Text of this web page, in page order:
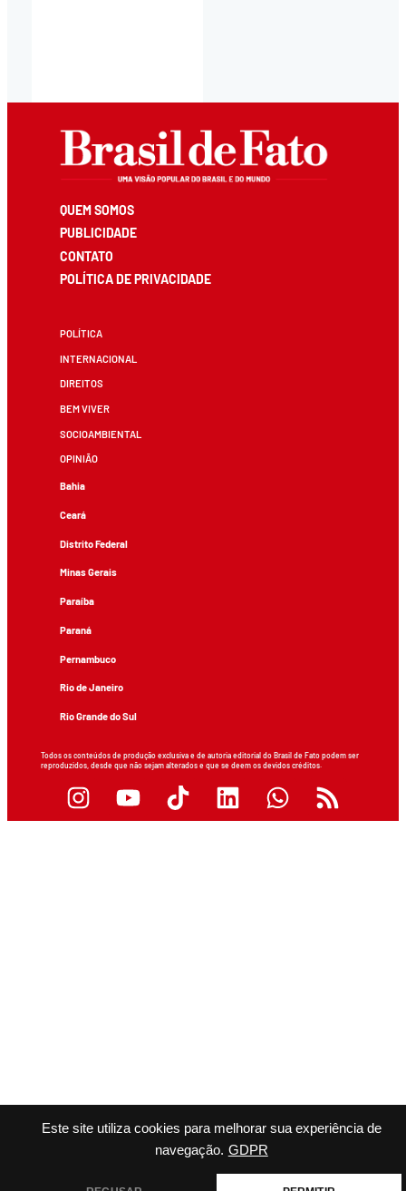
Este site utiliza cookies para melhorar sua experiência de
navegação. GDPR
QUEM SOMOS
PUBLICIDADE
CONTATO
POLÍTICA DE PRIVACIDADE
POLÍTICA
INTERNACIONAL
DIREITOS
BEM VIVER
SOCIOAMBIENTAL
OPINIÃO
Bahia
Ceará
Distrito Federal
Minas Gerais
Paraíba
Paraná
Pernambuco
Rio de Janeiro
Rio Grande do Sul
Todos os conteúdos de produção exclusiva e de autoria editorial do Brasil de Fato podem ser
reproduzidos, desde que não sejam alterados e que se deem os devidos créditos.